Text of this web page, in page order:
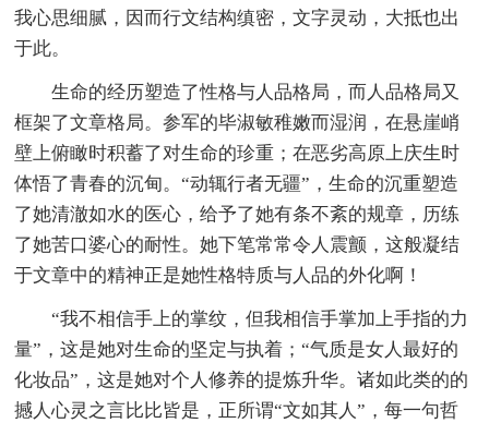
我心思细腻，因而行文结构缜密，文字灵动，大抵也出
于此。
生命的经历塑造了性格与人品格局，而人品格局又
框架了文章格局。参军的毕淑敏稚嫩而湿润，在悬崖峭
壁上俯瞰时积蓄了对生命的珍重；在恶劣高原上庆生时
体悟了青春的沉甸。“动辄行者无疆”，生命的沉重塑造
了她清澈如水的医心，给予了她有条不紊的规章，历练
了她苦口婆心的耐性。她下笔常常令人震颤，这般凝结
于文章中的精神正是她性格特质与人品的外化啊！
“我不相信手上的掌纹，但我相信手掌加上手指的力
量”，这是她对生命的坚定与执着；“气质是女人最好的
化妆品”，这是她对个人修养的提炼升华。诸如此类的的
撼人心灵之言比比皆是，正所谓“文如其人”，每一句哲